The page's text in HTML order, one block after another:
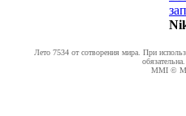
Лето 7534 от сотворения мира. При
обязательна.
MMI ©